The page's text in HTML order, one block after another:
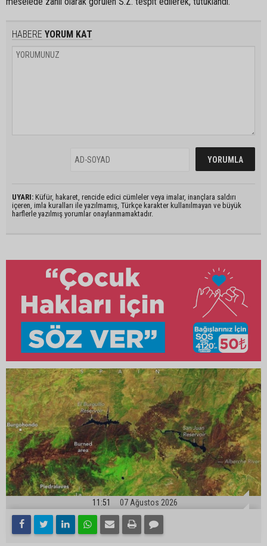
HABERE YORUM KAT
UYARI: Küfür, hakaret, rencide edici cümleler veya imalar, inançlara saldırı
içeren, imla kuralları ile yazılmamış, Türkçe karakter kullanılmayan ve büyük
harflerle yazılmış yorumlar onaylanmamaktadır.
11:51 07 Ağustos 2026